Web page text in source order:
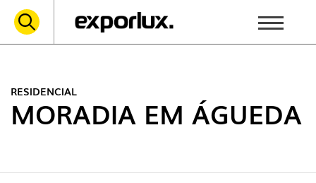
RESIDENCIAL
MORADIA EM ÁGUEDA